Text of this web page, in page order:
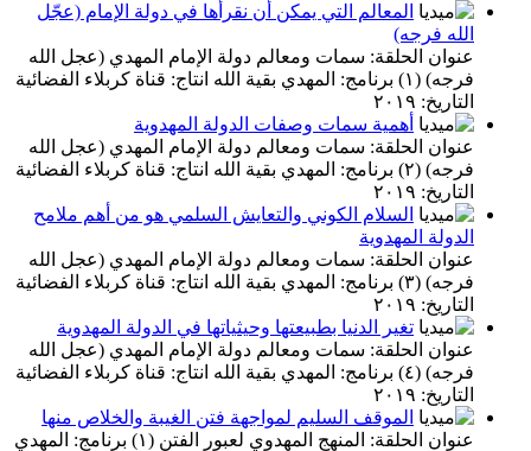
المعالم التي يمكن أن نقرأها في دولة الإمام (عجّل
الله فرجه)
عنوان الحلقة: سمات ومعالم دولة الإمام المهدي (عجل الله
فرجه) (١) برنامج: المهدي بقية الله انتاج: قناة كربلاء الفضائية
التاريخ: ٢٠١٩
أهمية سمات وصفات الدولة المهدوية
عنوان الحلقة: سمات ومعالم دولة الإمام المهدي (عجل الله
فرجه) (٢) برنامج: المهدي بقية الله انتاج: قناة كربلاء الفضائية
التاريخ: ٢٠١٩
السلام الكوني والتعايش السلمي هو من أهم ملامح
الدولة المهدوية
عنوان الحلقة: سمات ومعالم دولة الإمام المهدي (عجل الله
فرجه) (٣) برنامج: المهدي بقية الله انتاج: قناة كربلاء الفضائية
التاريخ: ٢٠١٩
تغير الدنيا بطبيعتها وحيثياتها في الدولة المهدوية
عنوان الحلقة: سمات ومعالم دولة الإمام المهدي (عجل الله
فرجه) (٤) برنامج: المهدي بقية الله انتاج: قناة كربلاء الفضائية
التاريخ: ٢٠١٩
الموقف السليم لمواجهة فتن الغيبة والخلاص منها
عنوان الحلقة: المنهج المهدوي لعبور الفتن (١) برنامج: المهدي